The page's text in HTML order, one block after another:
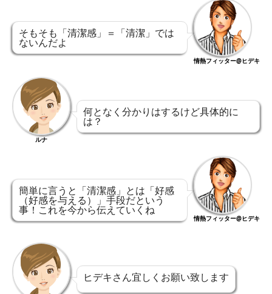
そもそも「清潔感」＝「清潔」では
ないんだよ
情熱フィッター@ヒデキ
ルナ
何となく分かりはするけど具体的に
は？
簡単に言うと「清潔感」とは「好感
（好感を与える）」手段だという
事！これを今から伝えていくね
情熱フィッター@ヒデキ
ヒデキさん宜しくお願い致します